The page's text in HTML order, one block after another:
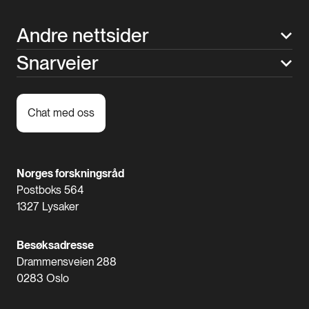
Andre nettsider
Snarveier
Chat med oss
Norges forskningsråd
Postboks 564
1327 Lysaker
Besøksadresse
Drammensveien 288
0283 Oslo